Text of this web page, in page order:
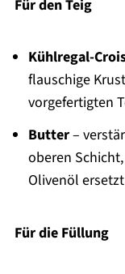
Für den Teig
Kühlregal-
flauschige
vorgefertigten
Butter–
oberen
Olivenöl
Für die Füllung